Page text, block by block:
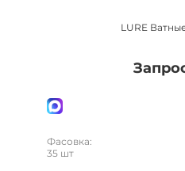
LURE
Фасовка:
35 шт